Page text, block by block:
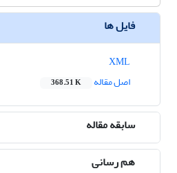
فایل ها
اصل مقاله
368.51 K
سابقه مقاله
هم رسانی